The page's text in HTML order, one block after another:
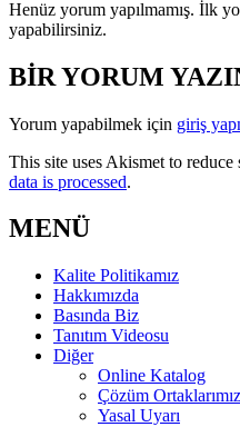
Henüz yorum yapılmamış. İlk
yapabilirsiniz.
BİR YORUM
Yorum yapabilmek için giriş
This site uses Akismet to reduce
data is processed.
MENÜ
Kalite Politikamız
Hakkımızda
Basında Biz
Tanıtım Videosu
Diğer
Online Katalog
Çözüm Ortaklarımız
Yasal Uyarı